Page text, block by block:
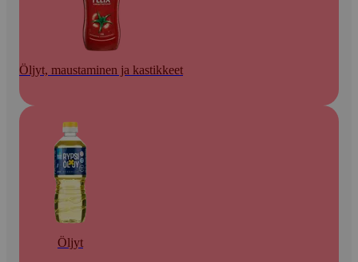
Öljyt, maustaminen ja kastikkeet
Öljyt